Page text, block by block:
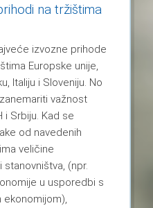
na tržištima
izvozne prihode
Europske unije,
Italiju i Sloveniju. No
važnost
i Srbiju. Kad se
od navedenih
veličine
stanovništva, (npr.
u usporedbi s
ekonomijom),